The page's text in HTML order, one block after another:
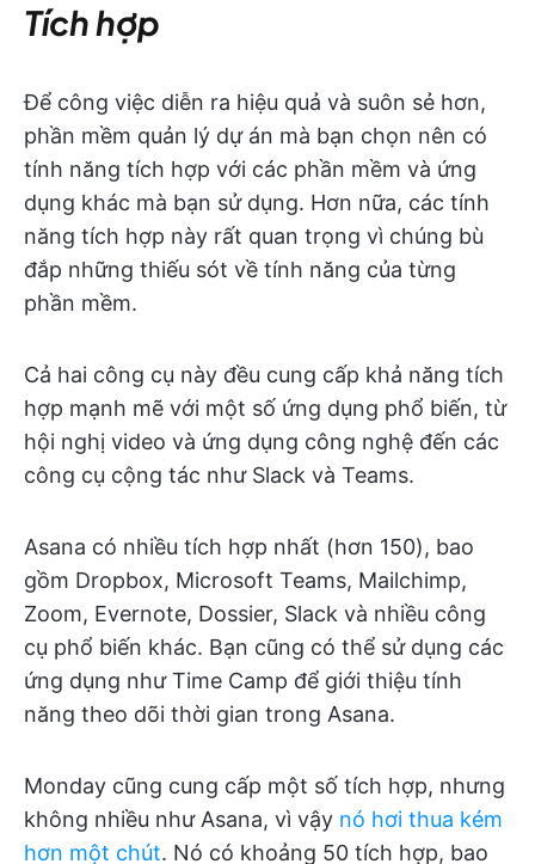
Tích hợp
Để công việc diễn ra hiệu quả và suôn sẻ hơn,
phần mềm quản lý dự án mà bạn chọn nên có
tính năng tích hợp với các phần mềm và ứng
dụng khác mà bạn sử dụng. Hơn nữa, các tính
năng tích hợp này rất quan trọng vì chúng bù
đắp những thiếu sót về tính năng của từng
phần mềm.
Cả hai công cụ này đều cung cấp khả năng tích
hợp mạnh mẽ với một số ứng dụng phổ biến, từ
hội nghị video và ứng dụng công nghệ đến các
công cụ cộng tác như Slack và Teams.
Asana có nhiều tích hợp nhất (hơn 150), bao
gồm Dropbox, Microsoft Teams, Mailchimp,
Zoom, Evernote, Dossier, Slack và nhiều công
cụ phổ biến khác. Bạn cũng có thể sử dụng các
ứng dụng như Time Camp để giới thiệu tính
năng theo dõi thời gian trong Asana.
Monday cũng cung cấp một số tích hợp, nhưng
không nhiều như Asana, vì vậy nó hơi thua kém
hơn một chút. Nó có khoảng 50 tích hợp, bao